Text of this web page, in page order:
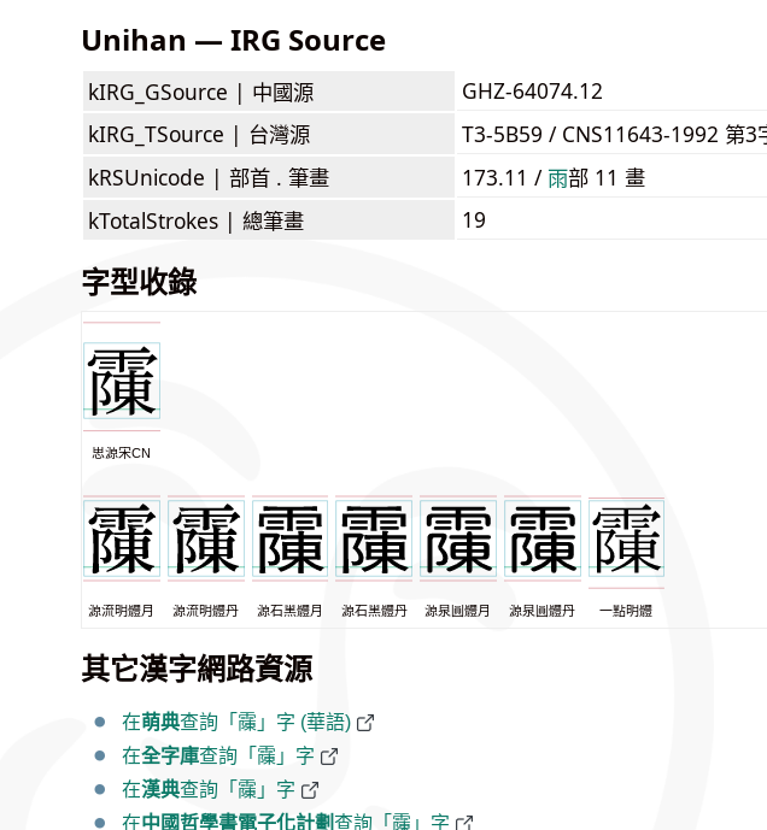
Unihan — IRG Source
kIRG_GSource | 中國源
GHZ-64074.12
kIRG_TSource | 台灣源
T3-5B59 / CNS11643-1992 第3
kRSUnicode | 部首 . 筆畫 173.11 / ⾬部 11 畫
kTotalStrokes | 總筆畫 19
字型收錄
思源宋CN
源流明體月 源流明體丹 源石黑體月 源石黑體丹 源泉圓體月 源泉圓體丹 一點明體
其它漢字網路資源
在萌典查詢「䨯」字 (華語)
在全字庫查詢「䨯」字
在漢典查詢「䨯」字
在中國哲學書電子化計劃 查詢「䨯」字